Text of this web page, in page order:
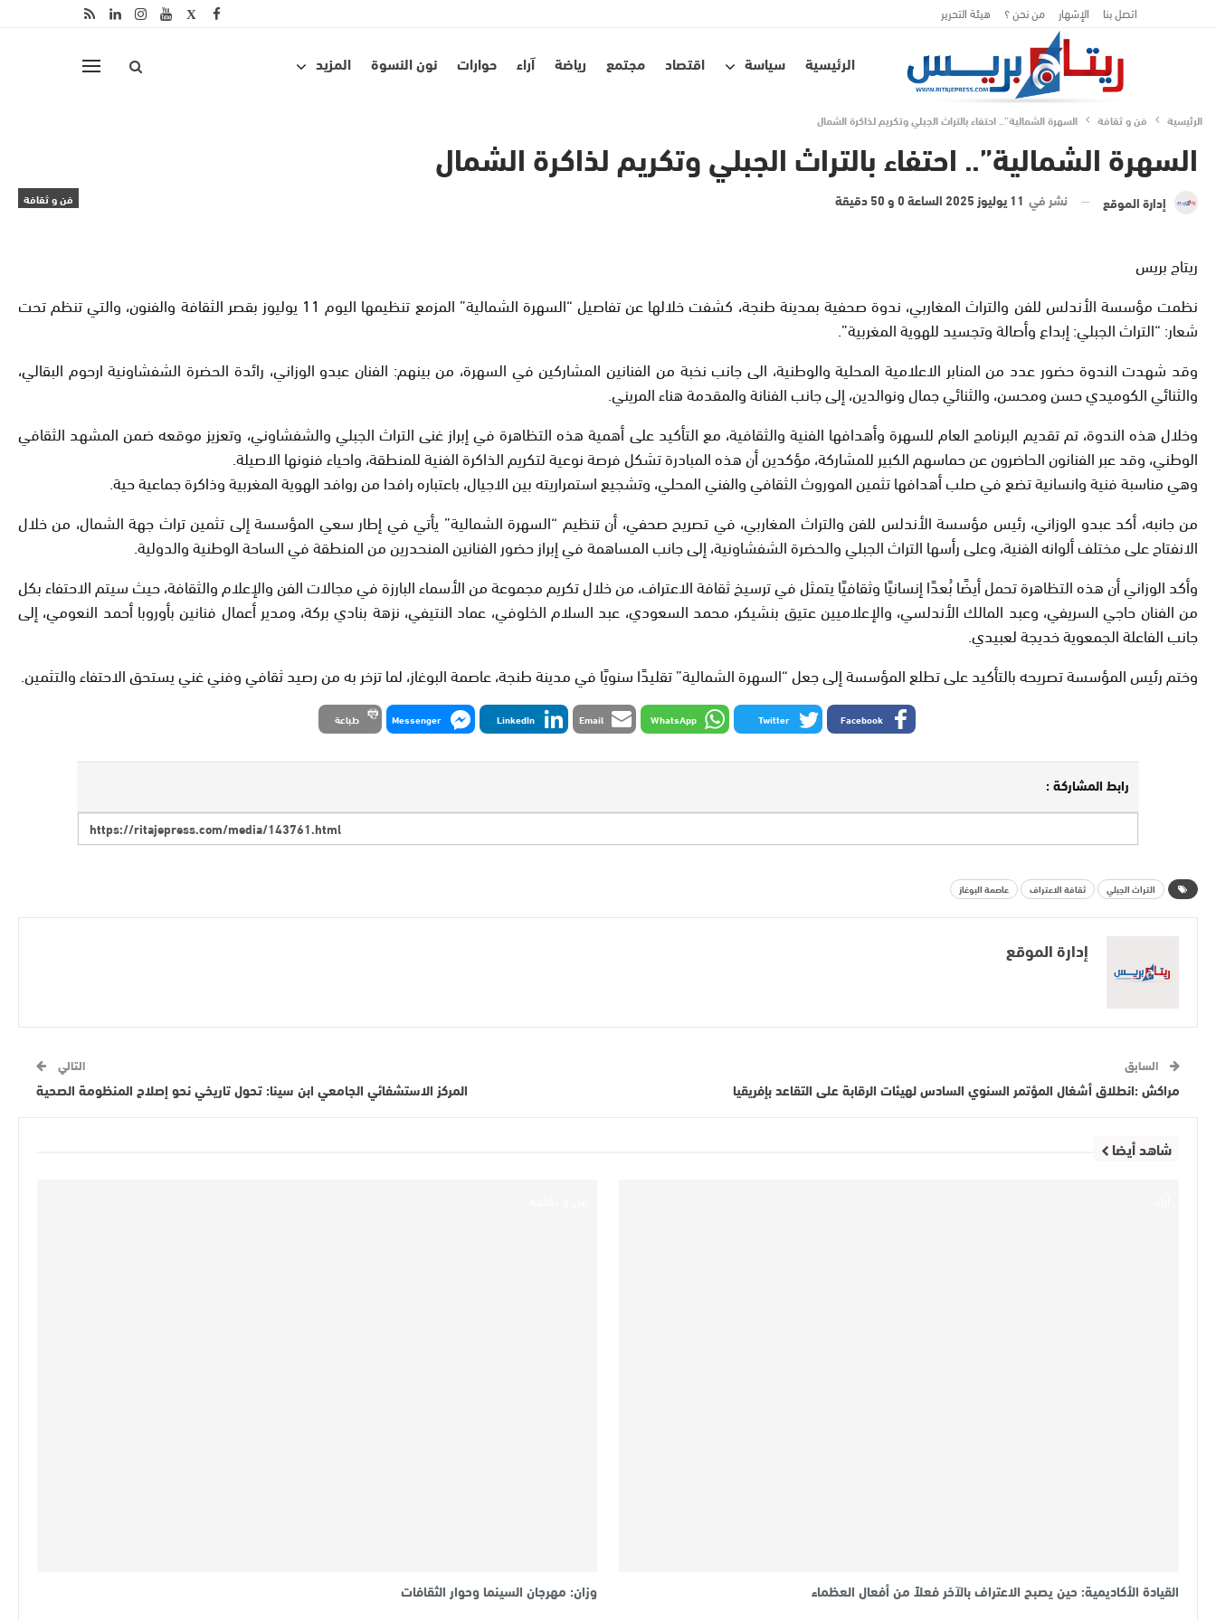
اتصل بنا الإشهار من نحن ؟ هيئة التحرير
الرئيسية سياسة اقتصاد مجتمع رياضة آراء حوارات نون النسوة المزيد
الرئيسية فن و ثقافة السهرة الشمالية”.. احتفاء بالتراث الجبلي وتكريم لذاكرة الشمال
السهرة الشمالية”.. احتفاء بالتراث الجبلي وتكريم لذاكرة الشمال
فن و ثقافة إدارة الموقع نشر في 11 يوليوز 2025 الساعة 0 و 50 دقيقة
ريتاج بريس
نظمت مؤسسة الأندلس للفن والتراث المغاربي، ندوة صحفية بمدينة طنجة، كشفت خلالها عن تفاصيل “السهرة الشمالية” المزمع تنظيمها اليوم 11 يوليوز بقصر الثقافة والفنون، والتي تنظم تحت
شعار: “التراث الجبلي: إبداع وأصالة وتجسيد للهوية المغربية”.
وقد شهدت الندوة حضور عدد من المنابر الاعلامية المحلية والوطنية، الى جانب نخبة من الفنانين المشاركين في السهرة، من بينهم: الفنان عبدو الوزاني، رائدة الحضرة الشفشاونية ارحوم البقالي،
والثنائي الكوميدي حسن ومحسن، والثنائي جمال ونوالدين، إلى جانب الفنانة والمقدمة هناء المريني.
وخلال هذه الندوة، تم تقديم البرنامج العام للسهرة وأهدافها الفنية والثقافية، مع التأكيد على أهمية هذه التظاهرة في إبراز غنى التراث الجبلي والشفشاوني، وتعزيز موقعه ضمن المشهد الثقافي
الوطني، وقد عبر الفنانون الحاضرون عن حماسهم الكبير للمشاركة، مؤكدين أن هذه المبادرة تشكل فرصة نوعية لتكريم الذاكرة الفنية للمنطقة، واحياء فنونها الاصيلة.
وهي مناسبة فنية وانسانية تضع في صلب أهدافها تثمين الموروث الثقافي والفني المحلي، وتشجيع استمراريته بين الاجيال، باعتباره رافدا من روافد الهوية المغربية وذاكرة جماعية حية.
من جانبه، أكد عبدو الوزاني، رئيس مؤسسة الأندلس للفن والتراث المغاربي، في تصريح صحفي، أن تنظيم “السهرة الشمالية” يأتي في إطار سعي المؤسسة إلى تثمين تراث جهة الشمال، من خلال
الانفتاح على مختلف ألوانه الفنية، وعلى رأسها التراث الجبلي والحضرة الشفشاونية، إلى جانب المساهمة في إبراز حضور الفنانين المنحدرين من المنطقة في الساحة الوطنية والدولية.
وأكد الوزاني أن هذه التظاهرة تحمل أيضًا بُعدًا إنسانيًا وثقافيًا يتمثل في ترسيخ ثقافة الاعتراف، من خلال تكريم مجموعة من الأسماء البارزة في مجالات الفن والإعلام والثقافة، حيث سيتم الاحتفاء بكل
من الفنان حاجي السريفي، وعبد المالك الأندلسي، والإعلاميين عتيق بنشيكر، محمد السعودي، عبد السلام الخلوفي، عماد النتيفي، نزهة بنادي بركة، ومدير أعمال فنانين بأوروبا أحمد النعومي، إلى
جانب الفاعلة الجمعوية خديجة لعبيدي.
وختم رئيس المؤسسة تصريحه بالتأكيد على تطلع المؤسسة إلى جعل “السهرة الشمالية” تقليدًا سنويًا في مدينة طنجة، عاصمة البوغاز، لما تزخر به من رصيد ثقافي وفني غني يستحق الاحتفاء والتثمين.
Facebook
Twitter
WhatsApp
Email
LinkedIn
Messenger طباعة
رابط المشاركة :
التراث الجبلي ثقافة الاعتراف عاصمة البوغاز
إدارة الموقع
السابق
مراكش :انطلاق أشغال المؤتمر السنوي السادس لهيئات الرقابة على التقاعد بإفريقيا
التالي
المركز الاستشفائي الجامعي ابن سينا: تحول تاريخي نحو إصلاح المنظومة الصحية
شاهد أيضا
القيادة الأكاديمية: حين يصبح الاعتراف بالآخر فعلاً من أفعال العظماء وزان: مهرجان السينما وحوار الثقافات